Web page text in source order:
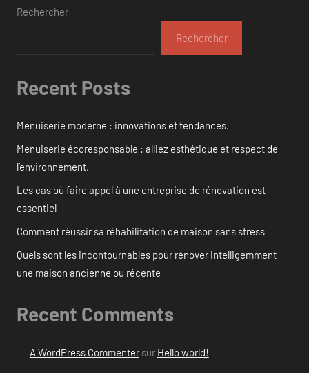
Rechercher
Rechercher
Recent Posts
Menuiserie moderne : innovations et tendances.
Menuiserie écoresponsable : alliez esthétique et respect de
l’environnement.
Les cas où faire appel à une entreprise de rénovation est
essentiel
Comment réussir sa réhabilitation de maison sans stress
Quels sont les incontournables pour rénover intelligemment
une maison ancienne ou récente
Recent Comments
A WordPress Commentersur Hello world!